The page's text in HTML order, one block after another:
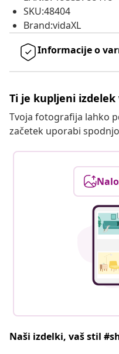
SKU:48404
Brand:vidaXL
Informacije o
Ti je kupljeni
Tvoja fotografija lahko
začetek uporabi
Naši izdelki, vaš stil